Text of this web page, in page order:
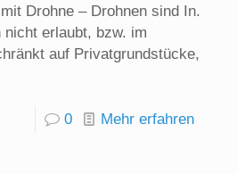
Drohne – Drohnen sind In.
erlaubt, bzw. im
auf Privatgrundstücke,
0 Mehr erfahren